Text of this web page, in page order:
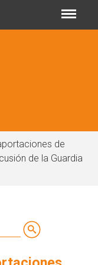
de
de la Guardia